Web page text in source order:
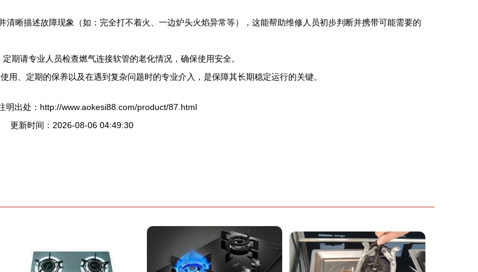
清晰描述故障现象（如：完全打不着火、一边炉头火焰异常等），这能帮助维修人员初步判断并携带可能需要的
期请专业人员检查燃气连接软管的老化情况，确保使用安全。
、定期的保养以及在遇到复杂问题时的专业介入，是保障其长期稳定运行的关键。
明出处：http://www.aokesi88.com/product/87.html
更新时间：2026-08-06 04:49:30